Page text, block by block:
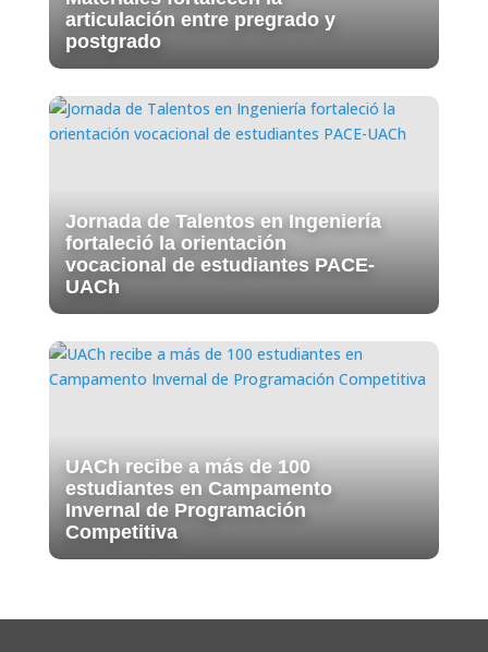
articulación entre pregrado y
postgrado
Jornada de Talentos en Ingeniería
fortaleció la orientación
vocacional de estudiantes PACE-
UACh
UACh recibe a más de 100
estudiantes en Campamento
Invernal de Programación
Competitiva